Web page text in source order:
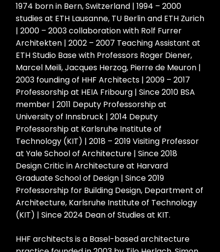
1974 born in Bern, Switzerland | 1994 – 2000
studies at ETH Lausanne, TU Berlin and ETH Zurich
| 2000 – 2003 collaboration with Rolf Furrer
Architekten | 2002 – 2007 Teaching Assistant at
ETH Studio Base with Professors Roger Diener,
Marcel Meili, Jacques Herzog, Pierre de Meuron |
2003 founding of HHF Architects | 2009 – 2017
Professorship at HEIA Fribourg | Since 2010 BSA
member | 2011 Deputy Professorship at
University of Innsbruck | 2014 Deputy
Professorship at Karlsruhe Institute of
Technology (KIT) | 2018 – 2019 Visiting Professor
at Yale School of Architecture | Since 2018
Design Critic in Architecture at Harvard
Graduate School of Design | Since 2019
Professorship for Building Design, Department of
Architecture, Karlsruhe Institute of Technology
(KIT) | Since 2024 Dean of Studies at KIT.
HHF architects is a Basel-based architecture